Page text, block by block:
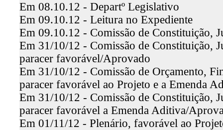
Em 08.10.12 - Departº Legislativo
Em 09.10.12 - Leitura no Expediente
Em 09.10.12 - Comissão de Constituição,
Em 31/10/12 - Comissão de Constituição,
paracer favorável/Aprovado
Em 31/10/12 - Comissão de Orçamento,
paracer favorável ao Projeto e a Emenda
Em 31/10/12 - Comissão de Constituição,
paracer favorável a Emenda Aditiva/
Em 01/11/12 - Plenário, favorável ao